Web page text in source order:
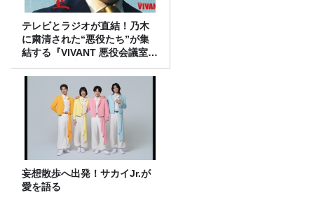
テレビとラジオが直結！乃木
に粛清された“悪役たち”が集
結する『VIVANT 悪役会議室』
7/26(日)23時スタート！
妄想散歩へ出発！サカイJr.が
愛を語る